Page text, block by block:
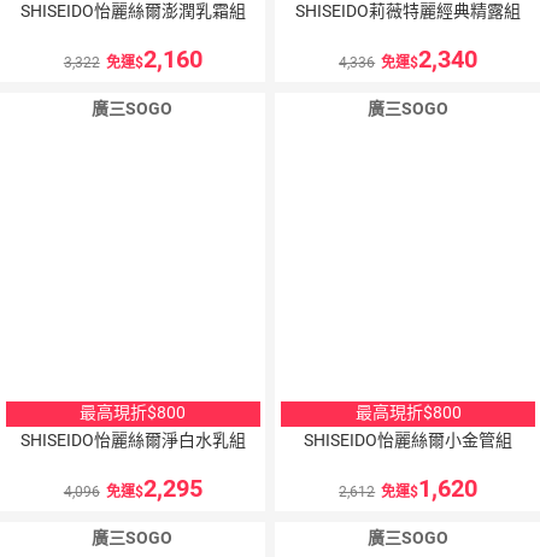
SHISEIDO怡麗絲爾澎潤乳霜組
3,322 免運 2,160
SHISEIDO莉薇特麗經典精露組
4,336 免運 2,340
廣三SOGO
最高現折$800
SHISEIDO怡麗絲爾淨白水乳組
4,096 免運 2,295
廣三SOGO
最高現折$800
SHISEIDO怡麗絲爾小金管組
2,612 免運 1,620
廣三SOGO 廣三SOGO